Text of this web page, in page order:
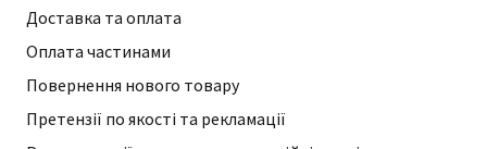
Доставка та оплата
Оплата частинами
Повернення нового товару
Претензії по якості та рекламації